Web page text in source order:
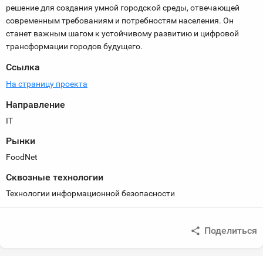
решение для создания умной городской среды, отвечающей
современным требованиям и потребностям населения. Он
станет важным шагом к устойчивому развитию и цифровой
трансформации городов будущего.
Ссылка
На страницу проекта
Направление
IT
Рынки
FoodNet
Сквозные технологии
Технологии информационной безопасности
Поделиться